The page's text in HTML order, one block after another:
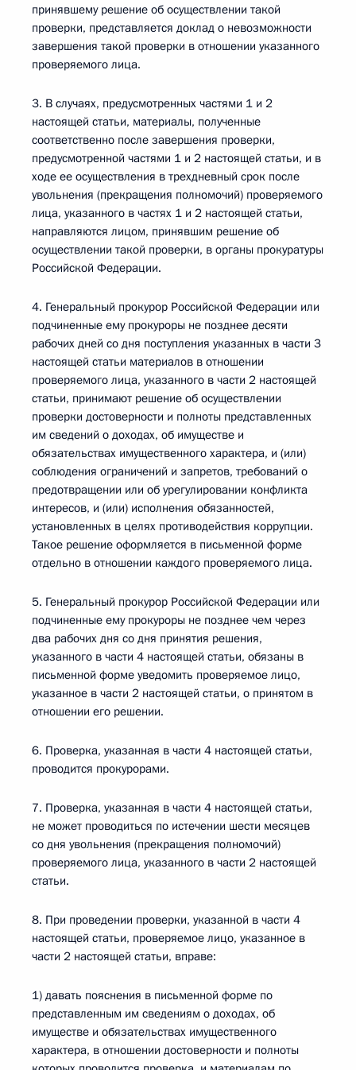
принявшему решение об осуществлении такой
проверки, представляется доклад о невозможности
завершения такой проверки в отношении указанного
проверяемого лица.
3. В случаях, предусмотренных частями 1 и 2
настоящей статьи, материалы, полученные
соответственно после завершения проверки,
предусмотренной частями 1 и 2 настоящей статьи, и в
ходе ее осуществления в трехдневный срок после
увольнения (прекращения полномочий) проверяемого
лица, указанного в частях 1 и 2 настоящей статьи,
направляются лицом, принявшим решение об
осуществлении такой проверки, в органы прокуратуры
Российской Федерации.
4. Генеральный прокурор Российской Федерации или
подчиненные ему прокуроры не позднее десяти
рабочих дней со дня поступления указанных в части 3
настоящей статьи материалов в отношении
проверяемого лица, указанного в части 2 настоящей
статьи, принимают решение об осуществлении
проверки достоверности и полноты представленных
им сведений о доходах, об имуществе и
обязательствах имущественного характера, и (или)
соблюдения ограничений и запретов, требований о
предотвращении или об урегулировании конфликта
интересов, и (или) исполнения обязанностей,
установленных в целях противодействия коррупции.
Такое решение оформляется в письменной форме
отдельно в отношении каждого проверяемого лица.
5. Генеральный прокурор Российской Федерации или
подчиненные ему прокуроры не позднее чем через
два рабочих дня со дня принятия решения,
указанного в части 4 настоящей статьи, обязаны в
письменной форме уведомить проверяемое лицо,
указанное в части 2 настоящей статьи, о принятом в
отношении его решении.
6. Проверка, указанная в части 4 настоящей статьи,
проводится прокурорами.
7. Проверка, указанная в части 4 настоящей статьи,
не может проводиться по истечении шести месяцев
со дня увольнения (прекращения полномочий)
проверяемого лица, указанного в части 2 настоящей
статьи.
8. При проведении проверки, указанной в части 4
настоящей статьи, проверяемое лицо, указанное в
части 2 настоящей статьи, вправе:
1) давать пояснения в письменной форме по
представленным им сведениям о доходах, об
имуществе и обязательствах имущественного
характера, в отношении достоверности и полноты